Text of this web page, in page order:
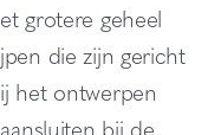
grotere geheel
die zijn gericht
het ontwerpen
bij de